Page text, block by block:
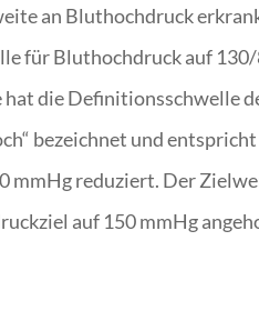
an Bluthochdruck
für Bluthochdruck auf
die Definitionsschwelle
bezeichnet und
mmHg reduziert. Der
auf 150 mmHg